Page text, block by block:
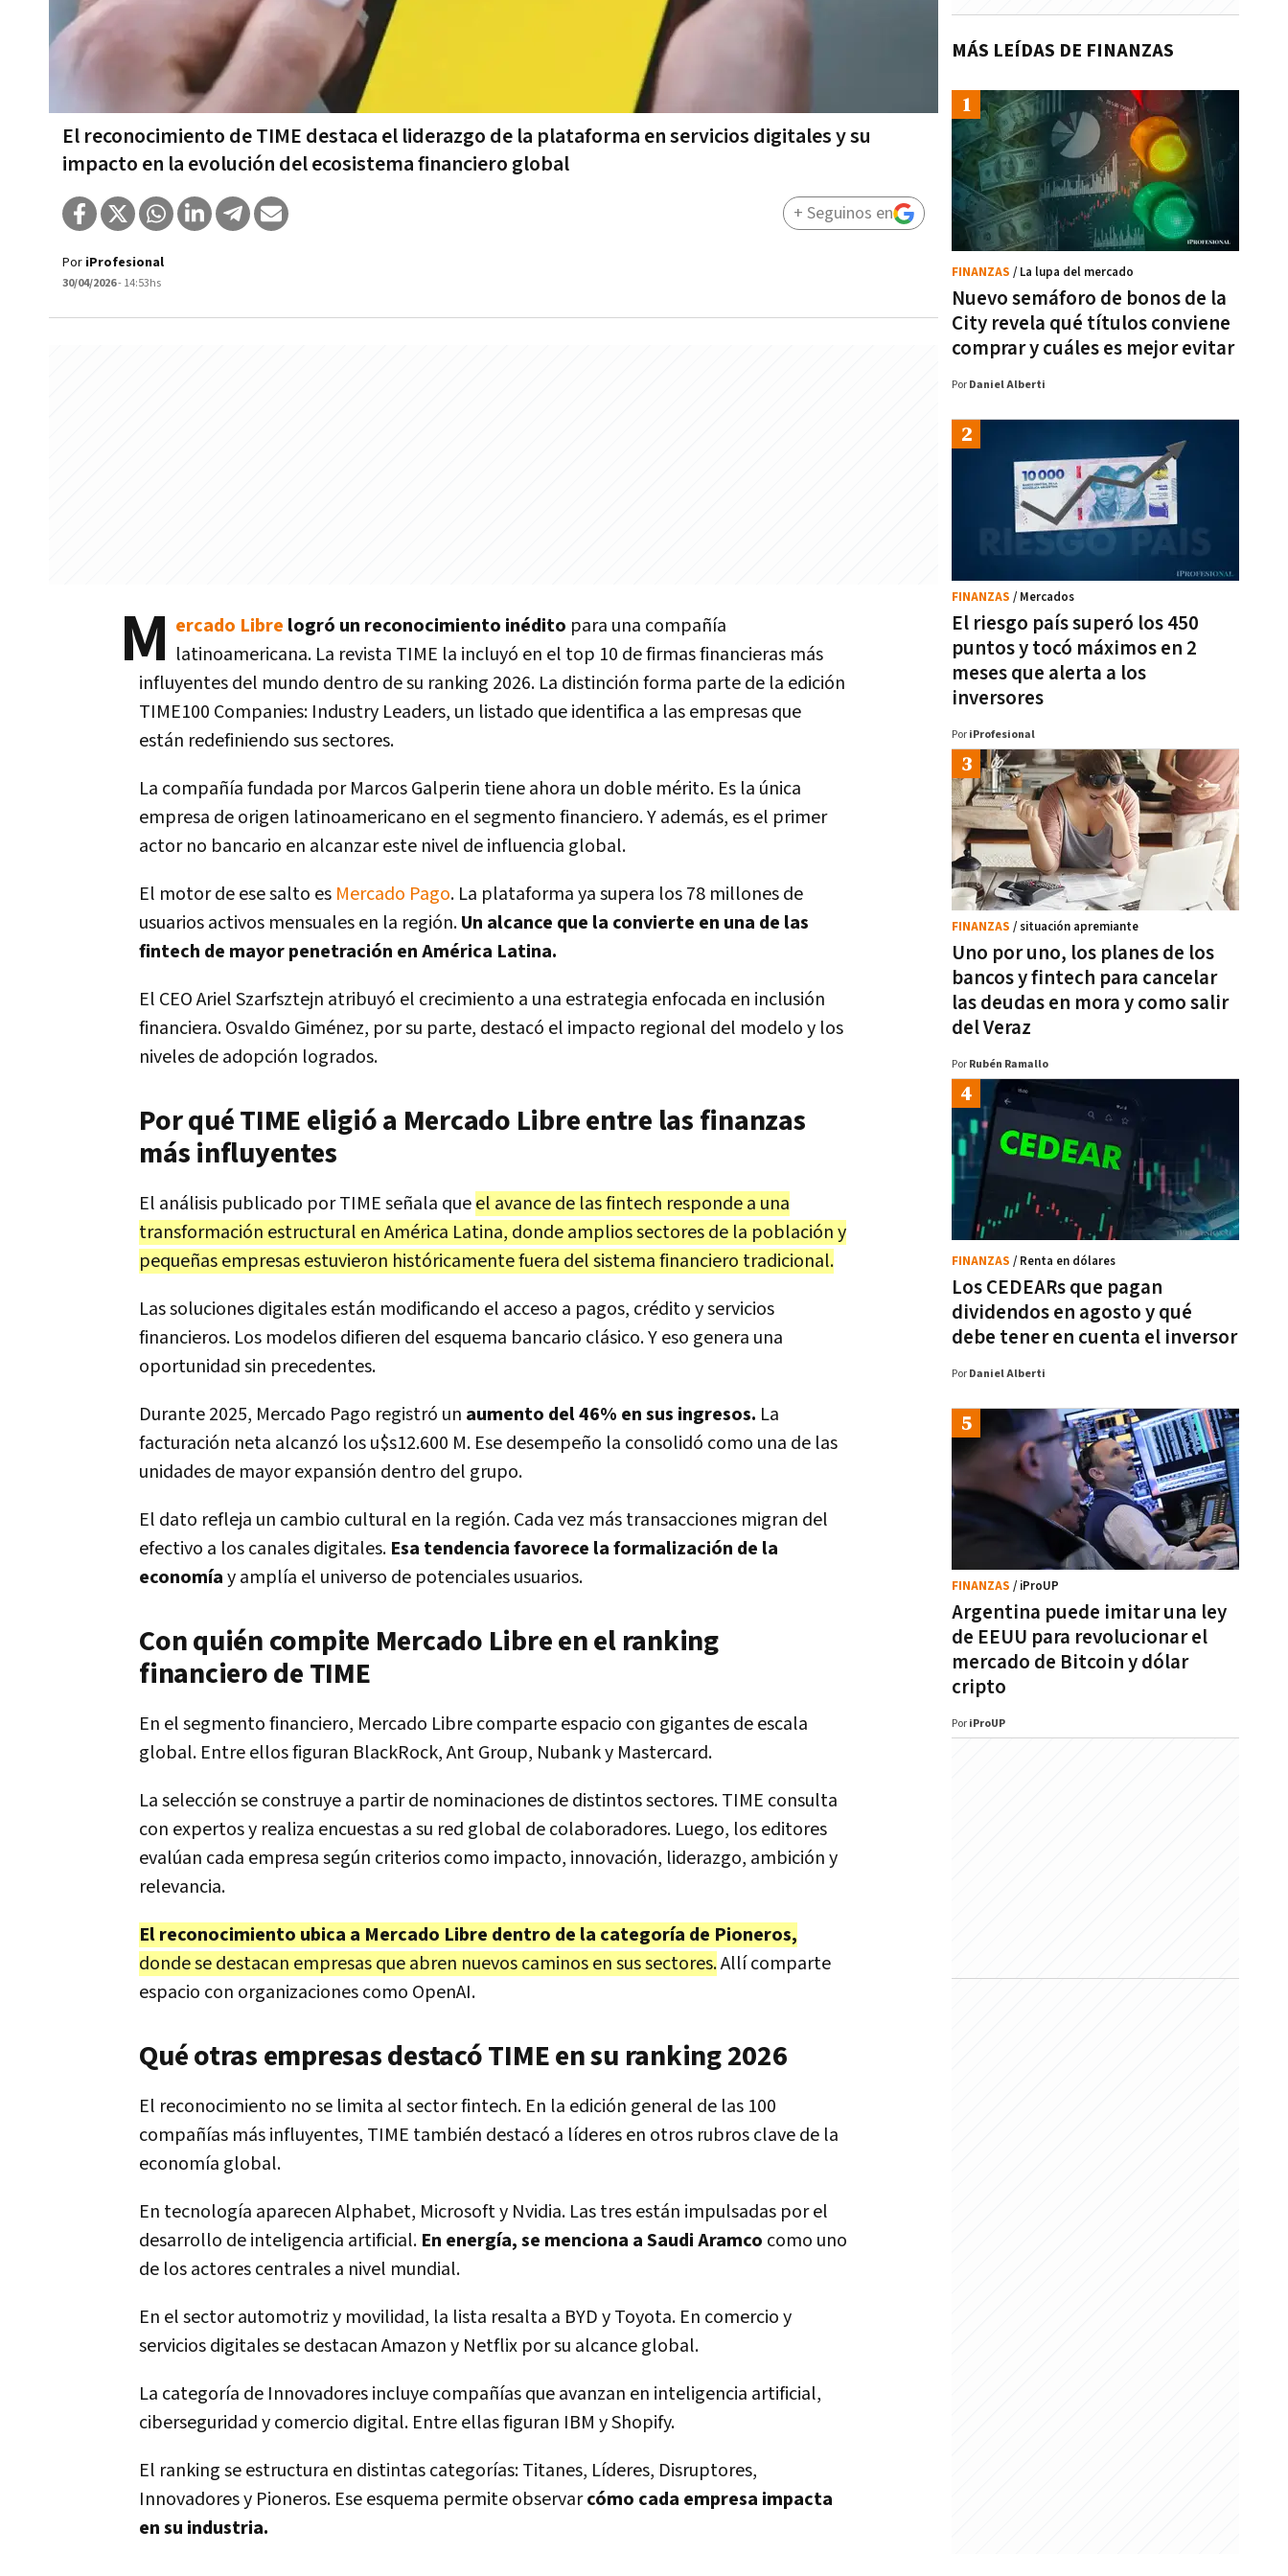
El reconocimiento de TIME destaca el liderazgo de la plataforma en servicios digitales y su
impacto en la evolución del ecosistema financiero global
Por iProfesional
30/04/2026- 14:53hs
+ Seguinos en
M ercado Libre logró un reconocimiento inédito para una compañía
latinoamericana. La revista TIME la incluyó en el top 10 de firmas financieras más
influyentes del mundo dentro de su ranking 2026. La distinción forma parte de la edición
TIME100 Companies: Industry Leaders, un listado que identifica a las empresas que
están redefiniendo sus sectores.
La compañía fundada por Marcos Galperin tiene ahora un doble mérito. Es la única
empresa de origen latinoamericano en el segmento financiero. Y además, es el primer
actor no bancario en alcanzar este nivel de influencia global.
El motor de ese salto es Mercado Pago. La plataforma ya supera los 78 millones de
usuarios activos mensuales en la región.Un alcance que la convierte en una de las
fintech de mayor penetración en América Latina.
El CEO Ariel Szarfsztejn atribuyó el crecimiento a una estrategia enfocada en inclusión
financiera. Osvaldo Giménez, por su parte, destacó el impacto regional del modelo y los
niveles de adopción logrados.
Por qué TIME eligió a Mercado Libre entre las finanzas
más influyentes
El análisis publicado por TIME señala queel avance de las fintech responde a una
transformación estructural en América Latina, donde amplios sectores de la población y
pequeñas empresas estuvieron históricamente fuera del sistema financiero tradicional.
Las soluciones digitales están modificando el acceso a pagos, crédito y servicios
financieros. Los modelos difieren del esquema bancario clásico. Y eso genera una
oportunidad sin precedentes.
Durante 2025, Mercado Pago registró un aumento del 46% en sus ingresos. La
facturación neta alcanzó los u$s12.600 M. Ese desempeño la consolidó como una de las
unidades de mayor expansión dentro del grupo.
El dato refleja un cambio cultural en la región. Cada vez más transacciones migran del
efectivo a los canales digitales. Esa tendencia favorece la formalización de la
economíay amplía el universo de potenciales usuarios.
Con quién compite Mercado Libre en el ranking
financiero de TIME
En el segmento financiero, Mercado Libre comparte espacio con gigantes de escala
global. Entre ellos figuran BlackRock, Ant Group, Nubank y Mastercard.
La selección se construye a partir de nominaciones de distintos sectores. TIME consulta
con expertos y realiza encuestas a su red global de colaboradores. Luego, los editores
evalúan cada empresa según criterios como impacto, innovación, liderazgo, ambición y
relevancia.
El reconocimiento ubica a Mercado Libre dentro de la categoría de Pioneros,
donde se destacan empresas que abren nuevos caminos en sus sectores.Allí comparte
espacio con organizaciones como OpenAI.
Qué otras empresas destacó TIME en su ranking 2026
El reconocimiento no se limita al sector fintech. En la edición general de las 100
compañías más influyentes, TIME también destacó a líderes en otros rubros clave de la
economía global.
En tecnología aparecen Alphabet, Microsoft y Nvidia. Las tres están impulsadas por el
desarrollo de inteligencia artificial. En energía, se menciona a Saudi Aramco como uno
de los actores centrales a nivel mundial.
En el sector automotriz y movilidad, la lista resalta a BYD y Toyota. En comercio y
servicios digitales se destacan Amazon y Netflix por su alcance global.
La categoría de Innovadores incluye compañías que avanzan en inteligencia artificial,
ciberseguridad y comercio digital. Entre ellas figuran IBM y Shopify.
El ranking se estructura en distintas categorías: Titanes, Líderes, Disruptores,
Innovadores y Pioneros. Ese esquema permite observarcómo cada empresa impacta
en su industria.
MÁS LEÍDAS DE FINANZAS
Nuevo semáforo de bonos de la
City revela qué títulos conviene
comprar y cuáles es mejor evitar
FINANZAS / La lupa del mercado
Por Daniel Alberti
El riesgo país superó los 450
puntos y tocó máximos en 2
meses que alerta a los
inversores
FINANZAS / Mercados
Por iProfesional
Uno por uno, los planes de los
bancos y fintech para cancelar
las deudas en mora y como salir
del Veraz
FINANZAS / situación apremiante
Por Rubén Ramallo
Los CEDEARs que pagan
dividendos en agosto y qué
debe tener en cuenta el inversor
FINANZAS / Renta en dólares
Por Daniel Alberti
Argentina puede imitar una ley
de EEUU para revolucionar el
mercado de Bitcoin y dólar
cripto
FINANZAS / iProUP
Por iProUP